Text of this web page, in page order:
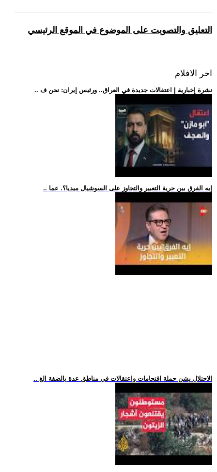
التعليق والتصويت على الموضوع في الموقع الرئيسي
اخر الافلام
.. نشرة إخبارية | اعتقالات جديدة في العراق.. ورئيس إيران: نحن ف
.. إيه الفرق بين حرية التعبير والتجاوز على السوشيال ميديا؟. عما
.. الاحتلال يشن حملة اقتحامات واعتقالات في مناطق عدة بالضفة الغ